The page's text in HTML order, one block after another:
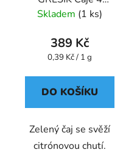
světadílů
Skladem (1 ks)
389 Kč
Měrná
0,39 Kč / 1 g
DO KOŠÍKU
Zelený čaj se svěží
citrónovou chutí.